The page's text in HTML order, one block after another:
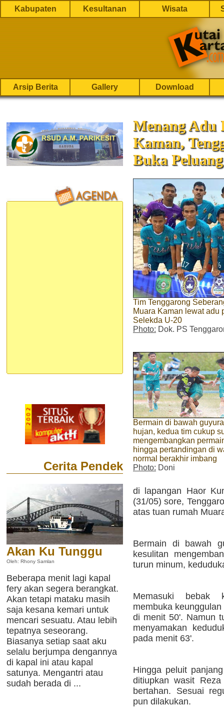
Kabupaten Kesultanan Wisata
Arsip Berita Gallery Download
Cerita Pendek
Akan Ku Tunggu
Oleh: Rhony Samlan
Beberapa menit lagi kapal
fery akan segera berangkat.
Akan tetapi mataku masih
saja kesana kemari untuk
mencari sesuatu. Atau lebih
tepatnya seseorang.
Biasanya setiap saat aku
selalu berjumpa dengannya
di kapal ini atau kapal
satunya. Mengantri atau
sudah berada di ...
Menang Adu
Kaman,
Buka
Tim Tenggarong
Muara Kaman lewat adu
Selekda U-20
Photo: Dok. PS
Bermain di bawah
hujan, kedua tim cukup
mengembangkan
hingga pertandingan di
normal berakhir imbang
Photo: Doni
di lapangan Haor
(31/05) sore,
atas tuan rumah
Bermain di bawah
kesulitan
turun minum,
Memasuki bebak
membuka
di menit 50'. Namun
menyamakan
pada menit 63'.
Hingga peluit
ditiupkan wasit
bertahan. Sesuai
pun dilakukan.